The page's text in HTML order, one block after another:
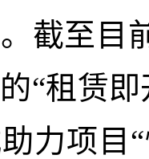
截至目
“租赁
力项目